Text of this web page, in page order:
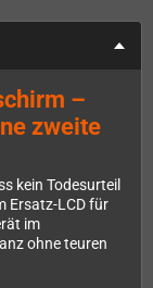
–
zweite
kein Todesurteil
Ersatz-LCD für
im
ohne teuren